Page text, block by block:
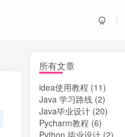
所有文章
idea使用教程 (11)
Java 学习路线 (2)
Java毕业设计 (20)
Pycharm教程 (6)
Python 毕业设计 (2)